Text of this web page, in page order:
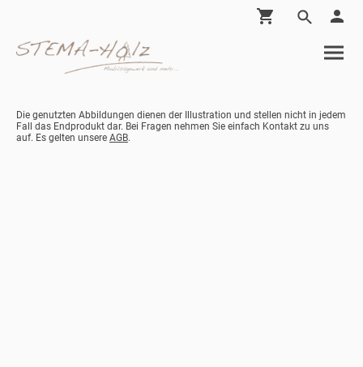
Die genutzten Abbildungen dienen der Illustration und stellen nicht in jedem
Fall das Endprodukt dar. Bei Fragen nehmen Sie einfach Kontakt zu uns
auf. Es gelten unsere AGB.